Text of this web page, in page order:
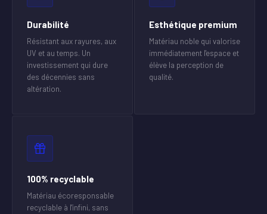
Durabilité
Résistant aux rayures, aux
UV et au temps. Un
investissement qui dure
des décennies sans
altération.
Esthétique premium
Matériau noble qui valorise
immédiatement l'espace et
élève la perception de
qualité.
100% recyclable
Matériau écoresponsable
recyclable à l'infini, sans